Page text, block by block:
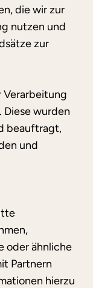
die wir zur
nutzen und
zur
Verarbeitung
Diese wurden
beauftragt,
und
oder ähnliche
Partnern
hierzu